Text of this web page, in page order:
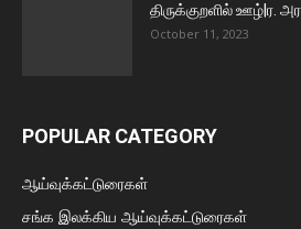
திருக்குறளில் ஊழ்|ர.
October 11, 2023
POPULAR CATEGORY
ஆய்வுக்கட்டுரைகள்
சங்க இலக்கிய ஆய்வுக்கட்டுரைகள்